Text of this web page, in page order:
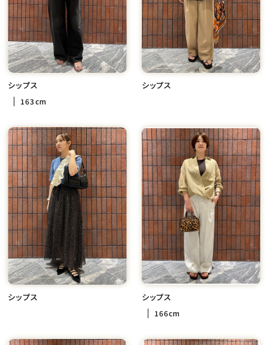
シップス
163cm
シップス
シップス シップス
166cm